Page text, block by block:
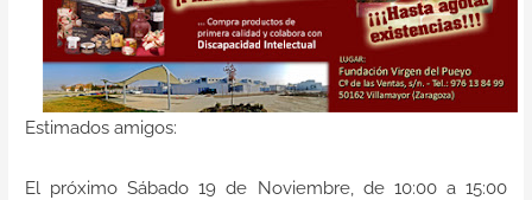
Estimados amigos:
El próximo Sábado 19 de Noviembre, de 10:00 a 15:00